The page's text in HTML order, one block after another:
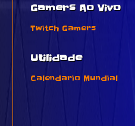
Gamers Ao Vivo
Twitch Gamers
Utilidade
Calendario Mundial